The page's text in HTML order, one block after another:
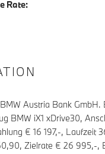
Rate:
Austria Bank GmbH.
BMW iX1 xDrive30,
€ 16 197,-, Laufzeit
, Zielrate € 26 995,-,